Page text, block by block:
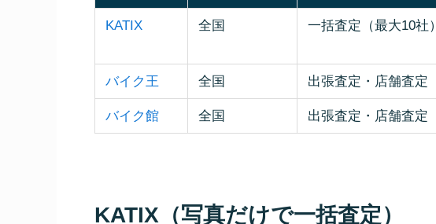
KATIX 全国 一括査定（最大10社）
バイク王 全国 出張査定・店舗査定
バイク館 全国 出張査定・店舗査定
KATIX（写真だけで一括査定）